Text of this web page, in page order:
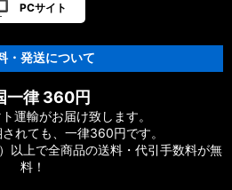
PCサイト
・発送について
一律 360円
運輸がお届け致します。
れても、一律360円です。
以上で全商品の送料・代引手数料が無
料！